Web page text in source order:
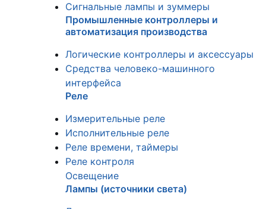
Сигнальные лампы и зуммеры
Промышленные контроллеры и
автоматизация производства
Логические контроллеры и аксессуары
Средства человеко-машинного
интерфейса
Реле
Измерительные реле
Исполнительные реле
Реле времени, таймеры
Реле контроля
Освещение
Лампы (источники света)